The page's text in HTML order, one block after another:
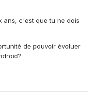
ans, c'est que tu ne dois
de pouvoir évoluer